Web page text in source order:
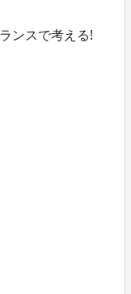
ンスで考える!